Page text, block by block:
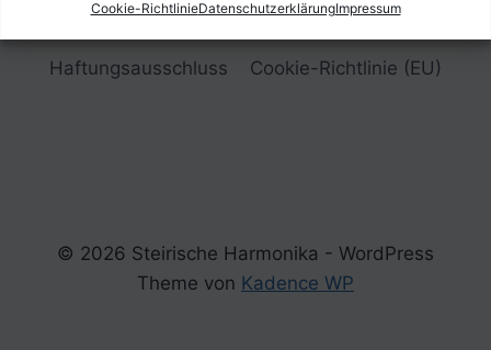
Cookie-RichtlinieDatenschutzerklärungImpressum
Haftungsausschluss
Cookie-Richtlinie (EU)
© 2026 Steirische Harmonika - WordPress
Theme von Kadence WP